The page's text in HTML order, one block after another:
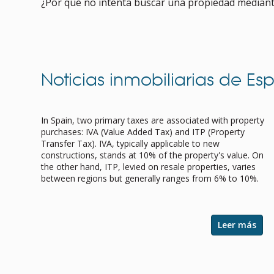
Noticias inmobiliarias de
Navigating Property Purchase Tax in
In Spain, two primary taxes are associated with property
purchases: IVA (Value Added Tax) and ITP (Property
Transfer Tax). IVA, typically applicable to new
constructions, stands at 10% of the property's value. On
the other hand, ITP, levied on resale properties, varies
between regions but generally ranges from 6% to 10%.
Leer más